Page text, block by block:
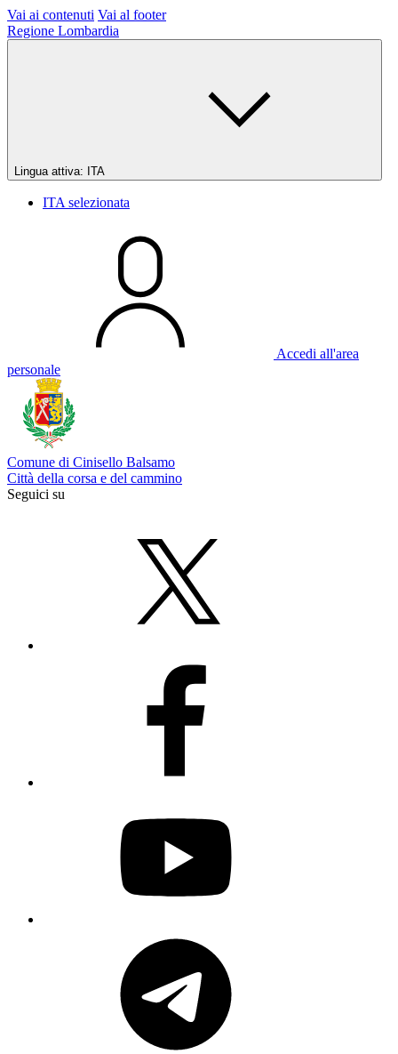
Vai ai contenuti Vai al footer
Regione Lombardia
Lingua attiva: ITA
ITA selezionata
Accedi all'area
personale
Comune di Cinisello Balsamo
Città della corsa e del cammino
Seguici su